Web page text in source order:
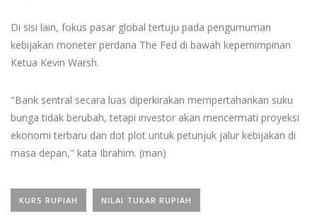
Di sisi lain, fokus pasar global tertuju pada pengumuman
kebijakan moneter perdana The Fed di bawah kepemimpinan
Ketua Kevin Warsh.
"Bank sentral secara luas diperkirakan mempertahankan suku
bunga tidak berubah, tetapi investor akan mencermati proyeksi
ekonomi terbaru dan dot plot untuk petunjuk jalur kebijakan di
masa depan," kata Ibrahim. (man)
KURS RUPIAH NILAI TUKAR RUPIAH